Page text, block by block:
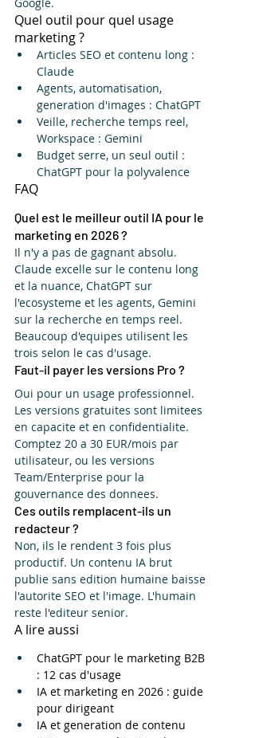
Quel outil pour quel usage
marketing ?
Articles SEO et contenu long :
Claude
Agents, automatisation,
generation d'images : ChatGPT
Veille, recherche temps reel,
Workspace : Gemini
Budget serre, un seul outil :
ChatGPT pour la polyvalence
FAQ
Quel est le meilleur outil IA pour le
marketing en 2026 ?
Il n'y a pas de gagnant absolu.
Claude excelle sur le contenu long
et la nuance, ChatGPT sur
l'ecosysteme et les agents, Gemini
sur la recherche en temps reel.
Beaucoup d'equipes utilisent les
trois selon le cas d'usage.
Faut-il payer les versions Pro ?
Oui pour un usage professionnel.
Les versions gratuites sont limitees
en capacite et en confidentialite.
Comptez 20 a 30 EUR/mois par
utilisateur, ou les versions
Team/Enterprise pour la
gouvernance des donnees.
Ces outils remplacent-ils un
redacteur ?
Non, ils le rendent 3 fois plus
productif. Un contenu IA brut
publie sans edition humaine baisse
l'autorite SEO et l'image. L'humain
reste l'editeur senior.
A lire aussi
ChatGPT pour le marketing B2B
: 12 cas d'usage
IA et marketing en 2026 : guide
pour dirigeant
IA et generation de contenu